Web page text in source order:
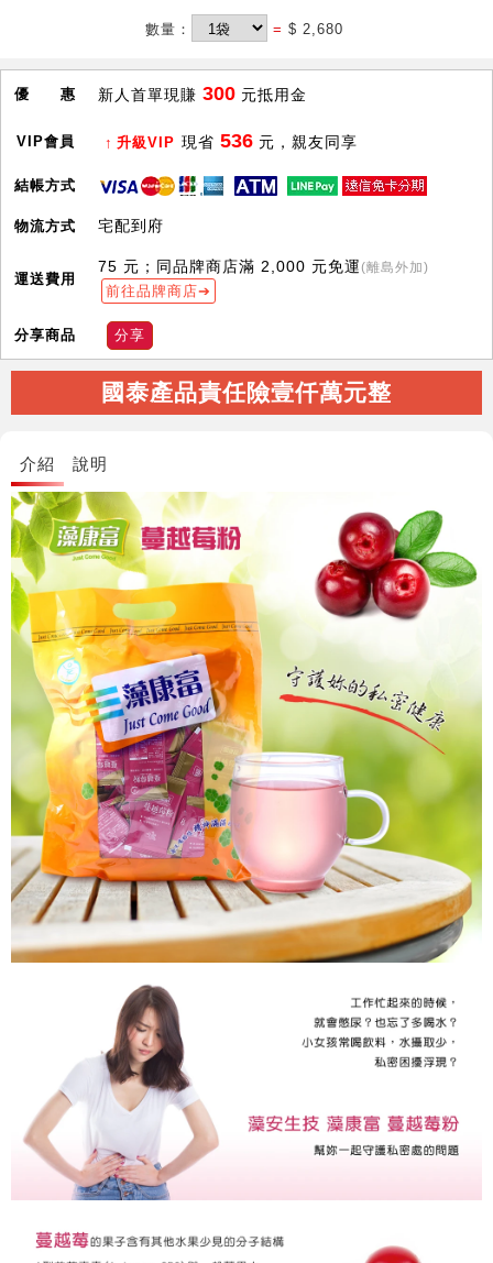
數量： = $ 2,680
優 惠 新人首單現賺 300 元抵用金
VIP會員 升級VIP 現省 536 元，親友同享
結帳方式
物流方式 宅配到府
運送費用
75 元；同品牌商店滿 2,000 元免運(離島外加)
前往品牌商店
分享商品 分享
國泰產品責任險壹仟萬元整
介紹 說明